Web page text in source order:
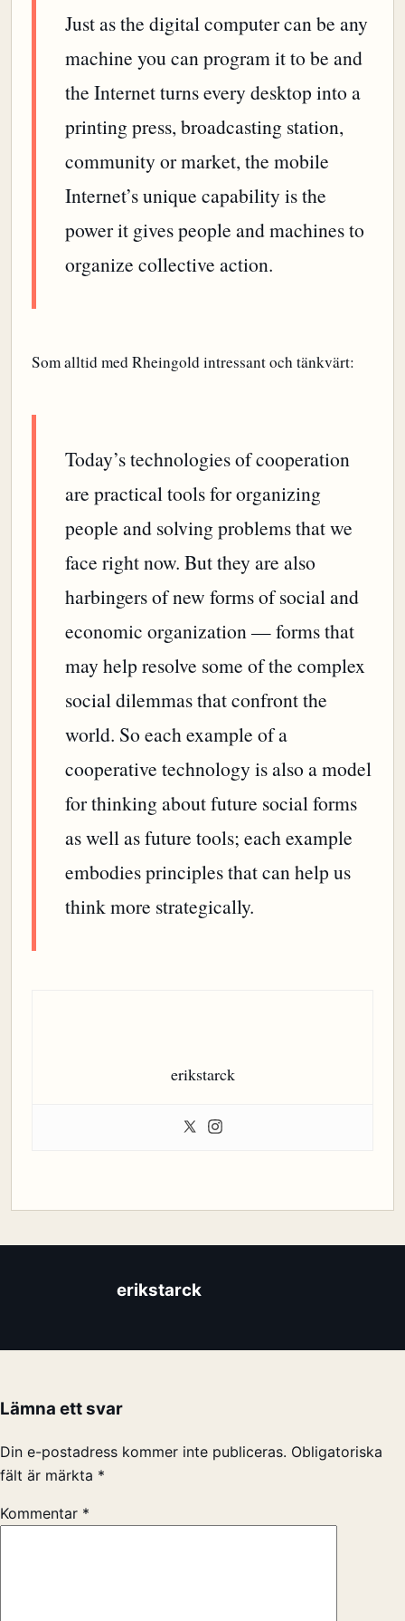
Just as the digital computer can be any
machine you can program it to be and
the Internet turns every desktop into a
printing press, broadcasting station,
community or market, the mobile
Internet’s unique capability is the
power it gives people and machines to
organize collective action.
Som alltid med Rheingold intressant och tänkvärt:
Today’s technologies of cooperation
are practical tools for organizing
people and solving problems that we
face right now. But they are also
harbingers of new forms of social and
economic organization — forms that
may help resolve some of the complex
social dilemmas that confront the
world. So each example of a
cooperative technology is also a model
for thinking about future social forms
as well as future tools; each example
embodies principles that can help us
think more strategically.
erikstarck
erikstarck
Lämna ett svar
Din e-postadress kommer inte publiceras. Obligatoriska
fält är märkta *
Kommentar *